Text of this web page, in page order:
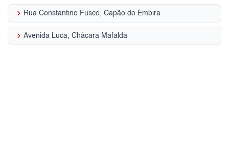
keyboard_arrow_right Rua Constantino Fusco, Capão do Émbira
keyboard_arrow_right Avenida Luca, Chácara Mafalda